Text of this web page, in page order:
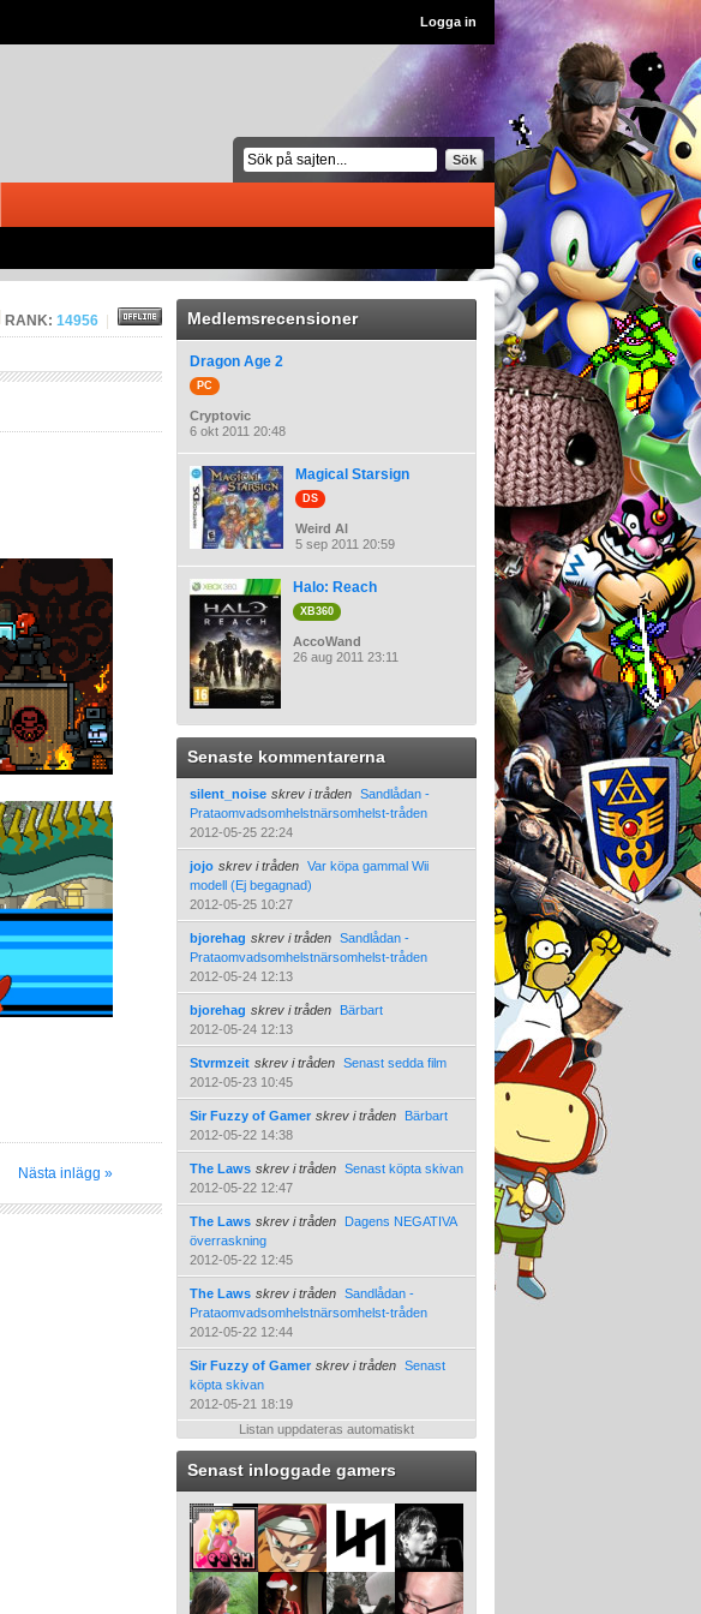
Logga in
Sök
RANK: 14956
Nästa inlägg »
Medlemsrecensioner
Dragon Age 2
PC
Cryptovic
6 okt 2011 20:48
Magical Starsign
DS
Weird Al
5 sep 2011 20:59
Halo: Reach
XB360
AccoWand
26 aug 2011 23:11
Senaste kommentarerna
silent_noise skrev i tråden Sandlådan -
Prataomvadsomhelstnärsomhelst-tråden
2012-05-25 22:24
jojo skrev i tråden Var köpa gammal Wii
modell (Ej begagnad)
2012-05-25 10:27
bjorehag skrev i tråden Sandlådan -
Prataomvadsomhelstnärsomhelst-tråden
2012-05-24 12:13
bjorehag skrev i tråden
Bärbart
2012-05-24 12:13
Stvrmzeit skrev i tråden Senast sedda film
2012-05-23 10:45
Sir Fuzzy of Gamer skrev i tråden
Bärbart
2012-05-22 14:38
The Laws skrev i tråden Senast köpta skivan
2012-05-22 12:47
The Laws skrev i tråden
Dagens NEGATIVA
överraskning
2012-05-22 12:45
The Laws skrev i tråden Sandlådan -
Prataomvadsomhelstnärsomhelst-tråden
2012-05-22 12:44
Sir Fuzzy of Gamer skrev i tråden Senast
köpta skivan
2012-05-21 18:19
Listan uppdateras automatiskt
Senast inloggade gamers